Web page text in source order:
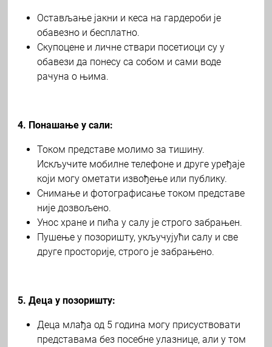
Остављање јакни и кеса на гардероби је
обавезно и бесплатно.
Скупоцене и личне ствари посетиоци су у
обавези да понесу са собом и сами воде
рачуна о њима.
4. Понашање у сали:
Током представе молимо за тишину.
Искључите мобилне телефоне и друге уређаје
који могу ометати извођење или публику.
Снимање и фотографисање током представе
није дозвољено.
Унос хране и пића у салу је строго забрањен.
Пушење у позоришту, укључујући салу и све
друге просторије, строго је забрањено.
5. Деца у позоришту:
Деца млађа од 5 година могу присуствовати
представама без посебне улазнице, али у том